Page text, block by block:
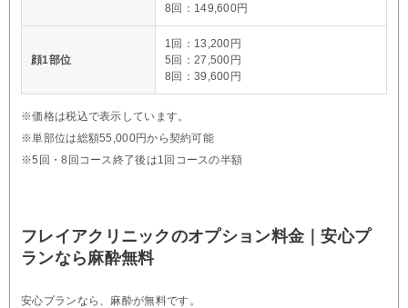
8回：149,600円
顔1部位
1回：13,200円
5回：27,500円
8回：39,600円
※価格は税込で表示しています。
※単部位は総額55,000円から契約可能
※5回・8回コース終了後は1回コースの半額
フレイアクリニックのオプション料金｜安心プ
ランなら麻酔無料
安心プランなら、麻酔が無料です。